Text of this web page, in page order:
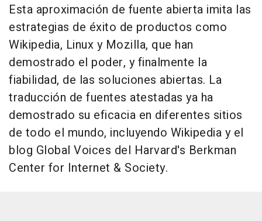
Esta aproximación de fuente abierta imita las
estrategias de éxito de productos como
Wikipedia, Linux y Mozilla, que han
demostrado el poder, y finalmente la
fiabilidad, de las soluciones abiertas. La
traducción de fuentes atestadas ya ha
demostrado su eficacia en diferentes sitios
de todo el mundo, incluyendo Wikipedia y el
blog Global Voices del Harvard's Berkman
Center for Internet & Society.